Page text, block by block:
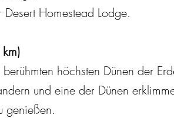
Homestead Lodge.
höchsten Dünen der
und eine der Dünen
genießen.